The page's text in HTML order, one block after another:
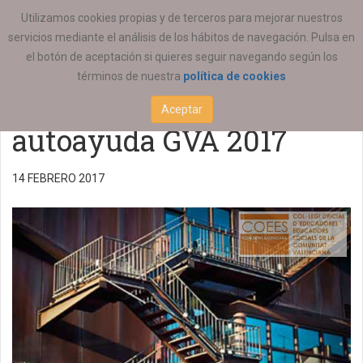
Utilizamos cookies propias y de terceros para mejorar nuestros
servicios mediante el análisis de los hábitos de navegación. Pulsa en
el botón de aceptación si quieres seguir navegando según los
términos de nuestra política de cookies
Aceptar
ESTÁ AQUÍ: ACTUALIDAD REGIONAL
Ayudas programas de
ayuda mutua o
autoayuda GVA 2017
14 FEBRERO 2017